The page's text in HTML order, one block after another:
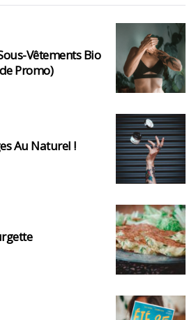
Vêtements Bio
Promo)
Au Naturel !